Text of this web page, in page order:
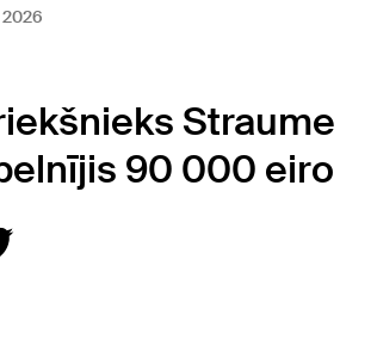
2026
Straume
90 000 eiro